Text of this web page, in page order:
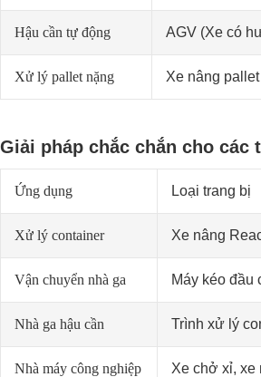
Hậu cần tự động AGV (Xe có
Xử lý pallet nặng Xe nâng
Giải pháp chắc chắn cho các
Ứng dụng Loại trang bị
Xử lý container Xe nâng
Vận chuyển nhà ga Máy kéo đầu
Nhà ga hậu cần Trình xử lý
Nhà máy công nghiệp Xe chở xỉ, xe